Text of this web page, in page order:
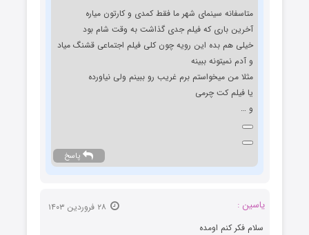
متاسفانه سینمای شهر ما فقط کمدی و کارتون میاره
آخرین باری که فیلم جدی گذاشت به وقت شام بود
خیلی هم بده این رویه چون کلی فیلم اجتماعی قشنگ میاد
و آدم نمیتونه ببینه
مثلا من میخواستم برم غریب رو ببینم ولی نیاورده
یا فیلم کت چرمی
و …
پاسخ
یاسین :
سلام فکر کنم اومده